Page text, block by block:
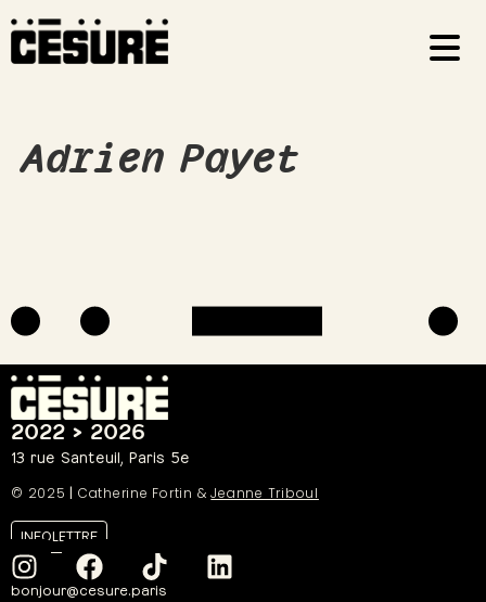
Adrien Payet
2022 > 2026
13 rue Santeuil, Paris 5e
© 2025 | Catherine Fortin &Jeanne Triboul
INFOLETTRE
bonjour@cesure.paris